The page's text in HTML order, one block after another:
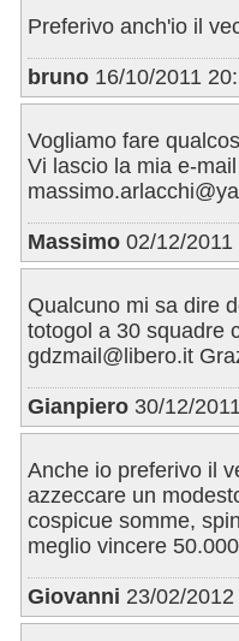
Preferivo anch'io il
bruno 16/10/2011
Vogliamo fare
Vi lascio la mia e-mail
Massimo 02/12/
Qualcuno mi sa dire
totogol a 30 squadre
gdzmail@libero.it
Gianpiero 30/12/
Anche io preferivo il
azzeccare un
cospicue somme,
meglio vincere
Giovanni 23/02/